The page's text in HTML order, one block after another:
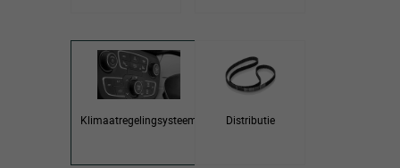
Klimaatregelingsysteem Distributie